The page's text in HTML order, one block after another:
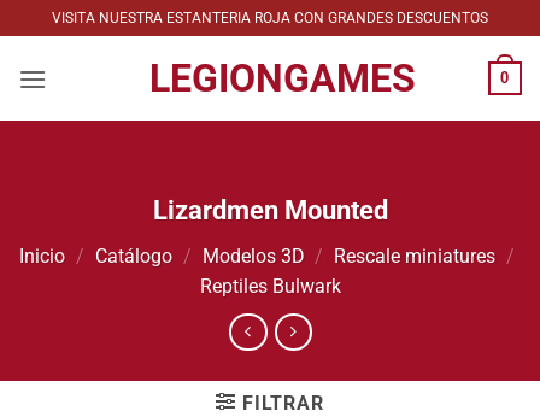
al
contenido
VISITA NUESTRA ESTANTERIA ROJA CON GRANDES DESCUENTOS
LEGIONGAMES 0
Lizardmen Mounted
Inicio / Catálogo / Modelos 3D / Rescale miniatures /
Reptiles Bulwark
FILTRAR